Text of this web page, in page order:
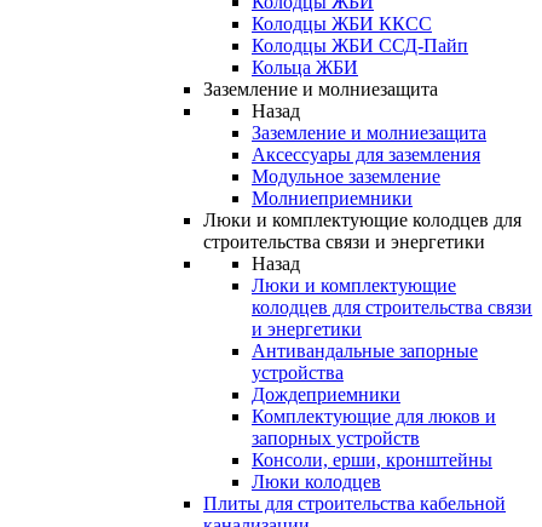
Колодцы ЖБИ ККСС
Колодцы ЖБИ ССД-Пайп
Кольца ЖБИ
Заземление и молниезащита
Назад
Заземление и молниезащита
Аксессуары для заземления
Модульное заземление
Молниеприемники
Люки и комплектующие колодцев для
строительства связи и энергетики
Назад
Люки и комплектующие
колодцев для строительства связи
и энергетики
Антивандальные запорные
устройства
Дождеприемники
Комплектующие для люков и
запорных устройств
Консоли, ерши, кронштейны
Люки колодцев
Плиты для строительства кабельной